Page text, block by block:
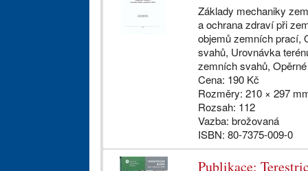
Základy mechaniky
a ochrana zdraví při
objemů zemních prací,
svahů, Urovnávka
zemních svahů,
Cena: 190 Kč
Rozměry: 210 × 297
Rozsah: 112
Vazba: brožovaná
ISBN: 80-7375-009-0
Publikace: